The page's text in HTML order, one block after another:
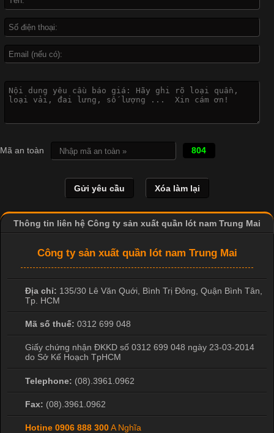
Cập nhật 2026-04-21 15:41:03
In Chuyển Nhiệt Là Gì? Công Nghệ In Hiện Đại Trong Ngành
May Mặc Trong ngành in ấn và thời trang, in chuyển nhiệt đang
hình ảnh sắc nét và bền màu. Đặc biệt, kỹ thuật này được ứng
dụng rộng rãi trong sản xuất áo thun, đồ thể thao
Mã an toàn 804
Thông tin liên hệ Công ty sản xuất quần lót nam Trung Mai
Công ty sản xuất quần lót nam Trung Mai
Địa chỉ: 135/30 Lê Văn Quới, Bình Trị Đông Quận Bình Tân
Tp. HCM
Mã số thuế: 0312 699 048
Giấy chứng nhận ĐKKD số 0312 699 048 ngày 23-03-2014
do Sở Kế Hoạch TpHCM
Telephone: (08).3961.0962
Fax: (08).3961.0962
Hotine 0906 888 300A Nghĩa